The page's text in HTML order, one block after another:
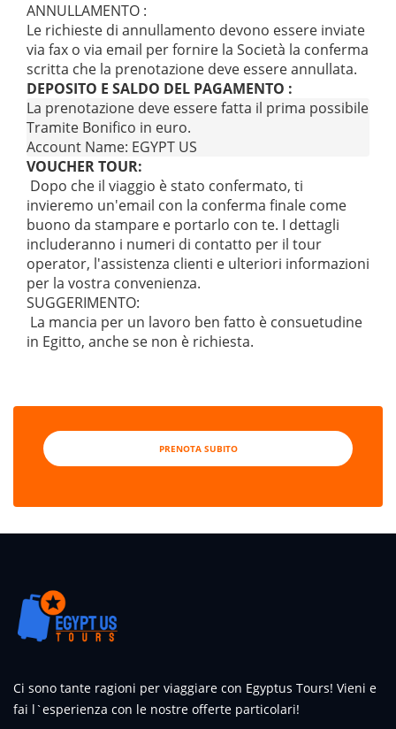
ANNULLAMENTO :
Le richieste di annullamento devono essere inviate
via fax o via email per fornire la Società la conferma
scritta che la prenotazione deve essere annullata.
DEPOSITO E SALDO DEL PAGAMENTO :
La prenotazione deve essere fatta il prima possibile
Tramite Bonifico in euro.
Account Name: EGYPT US
VOUCHER TOUR:
Dopo che il viaggio è stato confermato, ti
invieremo un'email con la conferma finale come
buono da stampare e portarlo con te. I dettagli
includeranno i numeri di contatto per il tour
operator, l'assistenza clienti e ulteriori informazioni
per la vostra convenienza.
SUGGERIMENTO:
La mancia per un lavoro ben fatto è consuetudine
in Egitto, anche se non è richiesta.
PRENOTA SUBITO
Ci sono tante ragioni per viaggiare con Egyptus Tours! Vieni e
fai l`esperienza con le nostre offerte particolari!